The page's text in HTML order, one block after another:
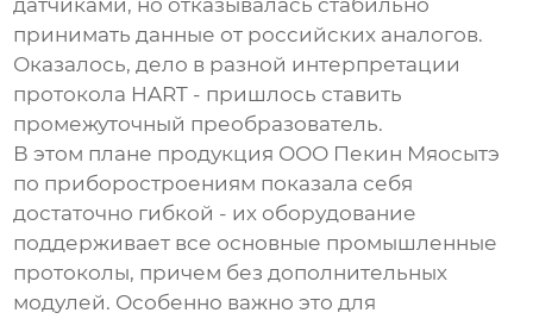
датчиками, но отказывалась стабильно
принимать данные от российских аналогов.
Оказалось, дело в разной интерпретации
протокола HART - пришлось ставить
промежуточный преобразователь.
В этом плане продукция ООО Пекин Мяосытэ
по приборостроениям показала себя
достаточно гибкой - их оборудование
поддерживает все основные промышленные
протоколы, причем без дополнительных
модулей. Особенно важно это для